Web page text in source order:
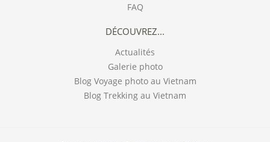
FAQ
DÉCOUVREZ...
Actualités
Galerie photo
Blog Voyage photo au Vietnam
Blog Trekking au Vietnam